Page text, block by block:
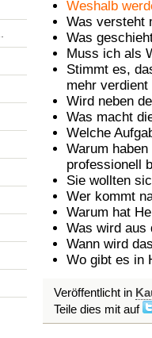
Weshalb
Was versteht
Was
Muss ich als
Stimmt es,
mehr
Wird neben
Was macht
Welche
Warum
professionell
Sie wollten
Wer kommt
Warum hat
Was wird aus
Wann wird
Wo gibt es in
Veröffentlicht in
Teile dies mit auf